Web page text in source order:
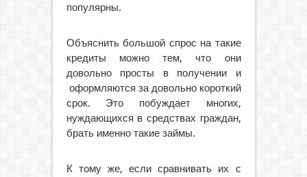
популярны.
Объяснить большой спрос на такие
кредиты можно тем, что они
довольно просты в получении и
оформляются за довольно короткий
срок. Это побуждает многих,
нуждающихся в средствах граждан,
брать именно такие займы.
К тому же, если сравнивать их с